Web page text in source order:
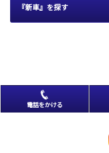
『新車』を探す
電話をかける